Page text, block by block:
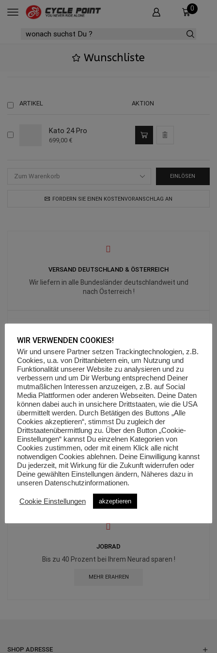
0
Wunschliste
ARTIKEL AKTION
Kato 24 Pro
699,00 €
EINLÖSEN
FORDERN SIE EINEN KOSTENVORANSCHLAG AN
VERSAND DEUTSCHLAND & ÖSTERREICH
Wir liefern in alle Bundesländer deutschlandweit und
nach Österreich !
FAIR SHIPPING
Wir berechnen für alle Lieferungen eine Pauschale von
6,90 €
FINANZIERUNG
Profitieren und sparen Sie mit ihrer Wunschfinanzierung
!
MEHR ERFAHREN
JOBRAD
Bis zu 40 Prozent bei Ihrem Neurad sparen !
MEHR ERAHREN
SHOP ADRESSE
WIR VERWENDEN COOKIES!
Wir und unsere Partner setzen Trackingtechnologien, z.B.
Cookies, u.a. von Drittanbietern ein, um Nutzung und
Funktionalität unserer Website zu analysieren und zu
verbessern und um Dir Werbung entsprechend Deiner
mutmaßlichen Interessen anzuzeigen, z.B. auf Social
Media Plattformen oder anderen Webseiten. Deine Daten
können dabei auch in unsichere Drittstaaten, wie die USA
übermittelt werden. Durch Betätigen des Buttons „Alle
Cookies akzeptieren“, stimmst Du zugleich der
Drittstaatenübermittlung zu. Über den Button „Cookie-
Einstellungen“ kannst Du einzelnen Kategorien von
Cookies zustimmen, oder mit einem Klick alle nicht
notwendigen Cookies ablehnen. Deine Einwilligung kannst
Du jederzeit, mit Wirkung für die Zukunft widerrufen oder
Deine gewählten Einstellungen ändern, Näheres dazu in
unseren Datenschutzinformationen.
Cookie Einstellungen akzeptieren